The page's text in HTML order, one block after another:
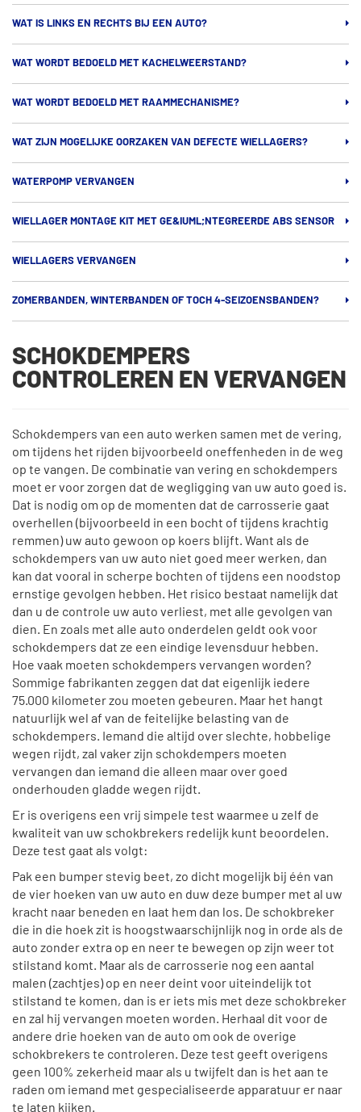
WAT IS LINKS EN RECHTS BIJ EEN AUTO?
WAT WORDT BEDOELD MET KACHELWEERSTAND?
WAT WORDT BEDOELD MET RAAMMECHANISME?
WAT ZIJN MOGELIJKE OORZAKEN VAN DEFECTE WIELLAGERS?
WATERPOMP VERVANGEN
WIELLAGER MONTAGE KIT MET GE&IUML;NTEGREERDE ABS SENSOR
WIELLAGERS VERVANGEN
ZOMERBANDEN, WINTERBANDEN OF TOCH 4-SEIZOENSBANDEN?
SCHOKDEMPERS
CONTROLEREN EN VERVANGEN
Schokdempers van een auto werken samen met de vering,
om tijdens het rijden bijvoorbeeld oneffenheden in de weg
op te vangen. De combinatie van vering en schokdempers
moet er voor zorgen dat de wegligging van uw auto goed is.
Dat is nodig om op de momenten dat de carrosserie gaat
overhellen (bijvoorbeeld in een bocht of tijdens krachtig
remmen) uw auto gewoon op koers blijft. Want als de
schokdempers van uw auto niet goed meer werken, dan
kan dat vooral in scherpe bochten of tijdens een noodstop
ernstige gevolgen hebben. Het risico bestaat namelijk dat
dan u de controle uw auto verliest, met alle gevolgen van
dien. En zoals met alle auto onderdelen geldt ook voor
schokdempers dat ze een eindige levensduur hebben.
Hoe vaak moeten schokdempers vervangen worden?
Sommige fabrikanten zeggen dat dat eigenlijk iedere
75.000 kilometer zou moeten gebeuren. Maar het hangt
natuurlijk wel af van de feitelijke belasting van de
schokdempers. Iemand die altijd over slechte, hobbelige
wegen rijdt, zal vaker zijn schokdempers moeten
vervangen dan iemand die alleen maar over goed
onderhouden gladde wegen rijdt.
Er is overigens een vrij simpele test waarmee u zelf de
kwaliteit van uw schokbrekers redelijk kunt beoordelen.
Deze test gaat als volgt:
Pak een bumper stevig beet, zo dicht mogelijk bij één van
de vier hoeken van uw auto en duw deze bumper met al uw
kracht naar beneden en laat hem dan los. De schokbreker
die in die hoek zit is hoogstwaarschijnlijk nog in orde als de
auto zonder extra op en neer te bewegen op zijn weer tot
stilstand komt. Maar als de carrosserie nog een aantal
malen (zachtjes) op en neer deint voor uiteindelijk tot
stilstand te komen, dan is er iets mis met deze schokbreker
en zal hij vervangen moeten worden. Herhaal dit voor de
andere drie hoeken van de auto om ook de overige
schokbrekers te controleren. Deze test geeft overigens
geen 100% zekerheid maar als u twijfelt dan is het aan te
raden om iemand met gespecialiseerde apparatuur er naar
te laten kijken.